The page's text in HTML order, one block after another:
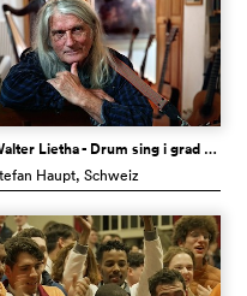
Walter Lietha - Drum sing i grad drum
Haupt, Schweiz